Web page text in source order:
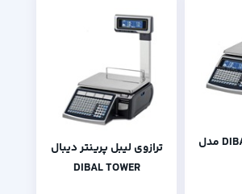
ترازو ليبل زن DIBAL مدل
ترازوی لیبل پرینتر دیبال
DIBAL TOWER